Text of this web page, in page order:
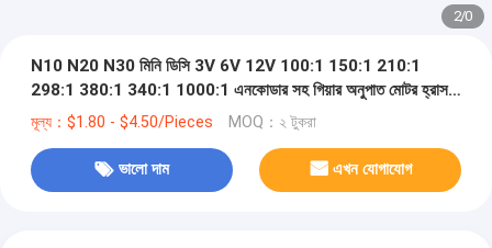
2/0
N10 N20 N30 মিনি ডিসি 3V 6V 12V 100:1 150:1 210:1
298:1 380:1 340:1 1000:1 এনকোডার সহ গিয়ার অনুপাত মোটর হ্রাস
গিয়ারবক্স
মূল্য：$1.80 - $4.50/Pieces MOQ：২ টুকরা
ভালো দাম এখন যোগাযোগ